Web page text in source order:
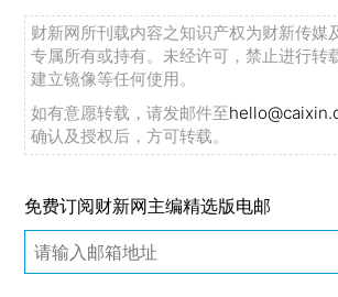
美官员：特朗普已亲自签署美伊谅解备
伊朗议长：霍尔木兹海峡永远不会回
财新网所刊载内容之知识产权为财新传媒
专属所有或持有。未经许可，禁止进行转
建立镜像等任何使用。
如有意愿转载，请发邮件至
确认及授权后，方可转载。
免费订阅财新网主编精选版电邮